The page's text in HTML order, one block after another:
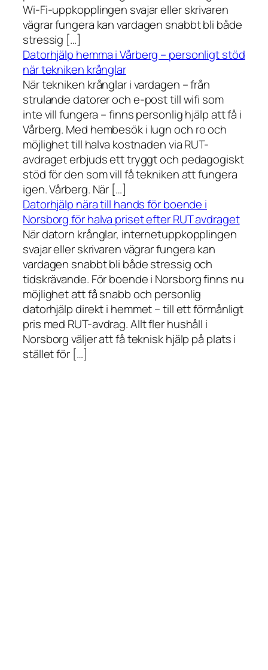
Wi-Fi-uppkopplingen svajar eller skrivaren
vägrar fungera kan vardagen snabbt bli både
stressig […]
Datorhjälp hemma i Vårberg – personligt stöd
när tekniken krånglar
När tekniken krånglar i vardagen – från
strulande datorer och e-post till wifi som
inte vill fungera – finns personlig hjälp att få i
Vårberg. Med hembesök i lugn och ro och
möjlighet till halva kostnaden via RUT-
avdraget erbjuds ett tryggt och pedagogiskt
stöd för den som vill få tekniken att fungera
igen. Vårberg. När […]
Datorhjälp nära till hands för boende i
Norsborg för halva priset efter RUT avdraget
När datorn krånglar, internetuppkopplingen
svajar eller skrivaren vägrar fungera kan
vardagen snabbt bli både stressig och
tidskrävande. För boende i Norsborg finns nu
möjlighet att få snabb och personlig
datorhjälp direkt i hemmet – till ett förmånligt
pris med RUT-avdrag. Allt fler hushåll i
Norsborg väljer att få teknisk hjälp på plats i
stället för […]